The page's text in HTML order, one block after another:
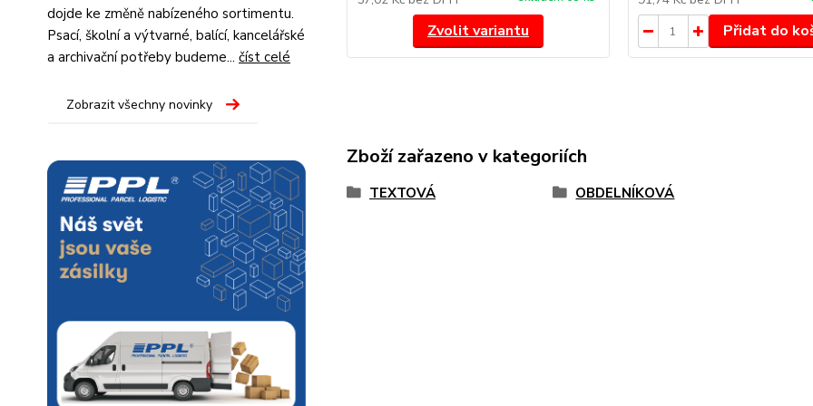
dojde ke změně nabízeného sortimentu.
Psací, školní a výtvarné, balící, kancelářské
a archivační potřeby budeme... číst celé
Zobrazit všechny novinky
Zvolit variantu Přidat do
Zboží zařazeno v kategoriích
TEXTOVÁ OBDELNÍKOVÁ